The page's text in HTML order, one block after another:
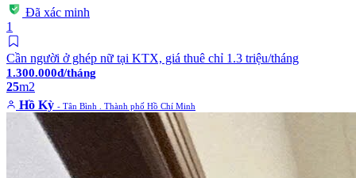
Đã xác minh
1
Cần người ở ghép nữ tại KTX, giá thuê chỉ 1.3 triệu/tháng
1.300.000đ/tháng
25m2
Hồ Kỳ - Tân Bình . Thành phố Hồ Chí Minh